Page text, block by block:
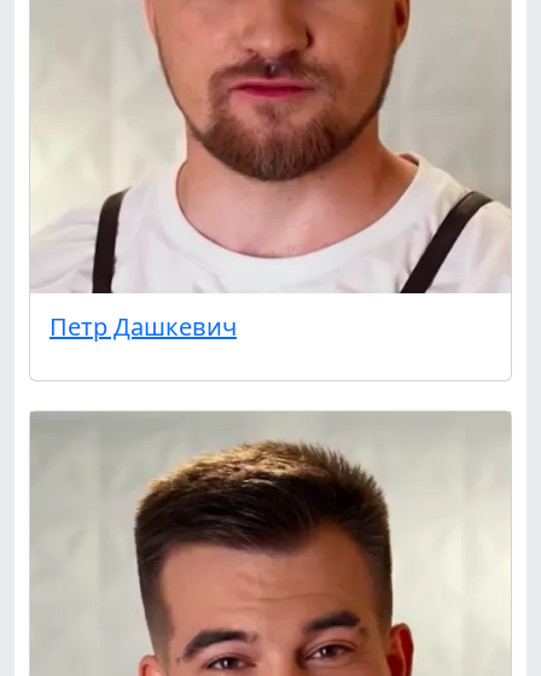
Петр Дашкевич
Подписывайтесь на телеграм-канал.
Мы выкладываем авторские обзоры
каждую неделю.
Подписаться